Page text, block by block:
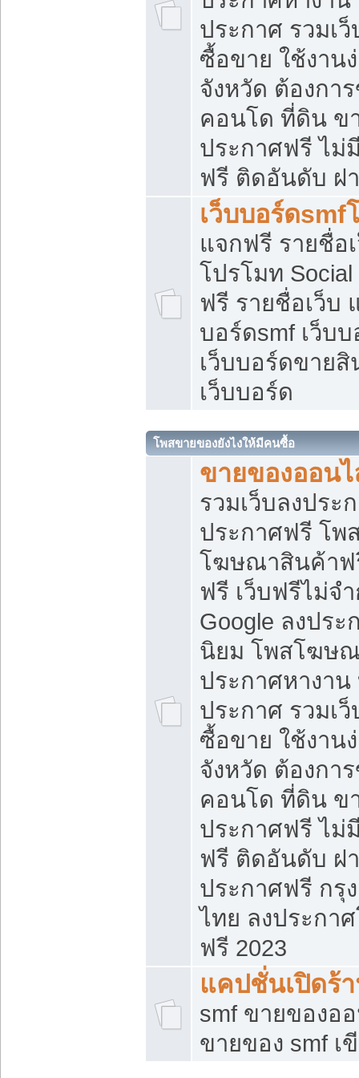
ประกาศ รวมเ
ซื้อขาย ใช้งาน
จังหวัด ต้องกา
คอนโด ที่ดิน ข
ประกาศฟรี ไม่
ฟรี ติดอันดับ ฝ
เว็บบอร์ดsmf
แจกฟรี รายชื่อ
โปรโมท
ฟรี รายชื่อเว็บ
บอร์ดsmf เว็บ
เว็บบอร์ดขาย
เว็บบอร์ด
โพสขายของยังไงให้มีคนซื้อ
ขายของออน
รวมเว็บลงประ
ประกาศฟรี โพ
โฆษณาสินค้าฟ
ฟรี เว็บฟรีไม่จ
Google ลงปร
นิยม โพสโฆษ
ประกาศหางาน
ประกาศ รวมเ
ซื้อขาย ใช้งาน
จังหวัด ต้องกา
คอนโด ที่ดิน ข
ประกาศฟรี ไม่
ฟรี ติดอันดับ ฝ
ประกาศฟรี กรุ
ไทย ลงประกา
ฟรี 2023
แคปชั่นเปิดร้
smf ขายของอ
ขายของ smf เ